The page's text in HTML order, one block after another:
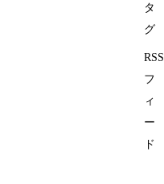
タ
グ
RSS
フ
ィ
ー
ド